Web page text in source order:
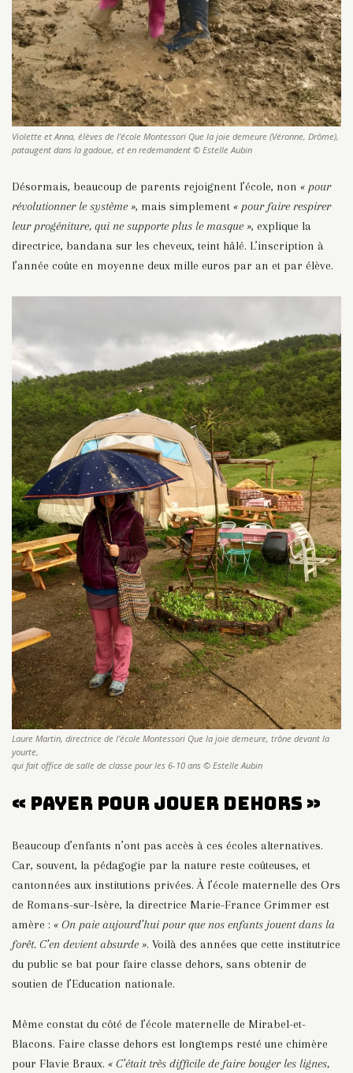
Violette et Anna, élèves de l’école Montessori Que la joie demeure (Véronne, Drôme),
pataugent dans la gadoue, et en redemandent © Estelle Aubin
Désormais, beaucoup de parents rejoignent l’école, non « pour
révolutionner le système », mais simplement « pour faire respirer
leur progéniture, qui ne supporte plus le masque », explique la
directrice, bandana sur les cheveux, teint hâlé. L’inscription à
l’année coûte en moyenne deux mille euros par an et par élève.
Laure Martin, directrice de l’école Montessori Que la joie demeure, trône devant la
yourte,
qui fait office de salle de classe pour les 6-10 ans © Estelle Aubin
« Payer pour jouer dehors »
Beaucoup d’enfants n’ont pas accès à ces écoles alternatives.
Car, souvent, la pédagogie par la nature reste coûteuses, et
cantonnées aux institutions privées. À l’école maternelle des Ors
de Romans-sur-Isère, la directrice Marie-France Grimmer est
amère : « On paie aujourd’hui pour que nos enfants jouent dans la
forêt. C’en devient absurde ». Voilà des années que cette institutrice
du public se bat pour faire classe dehors, sans obtenir de
soutien de l’Education nationale.
Même constat du côté de l’école maternelle de Mirabel-et-
Blacons. Faire classe dehors est longtemps resté une chimère
pour Flavie Braux. « C’était très difficile de faire bouger les lignes,